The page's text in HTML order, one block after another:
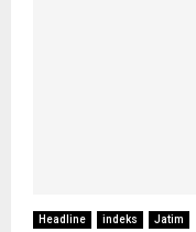
Headline indeks Jatim